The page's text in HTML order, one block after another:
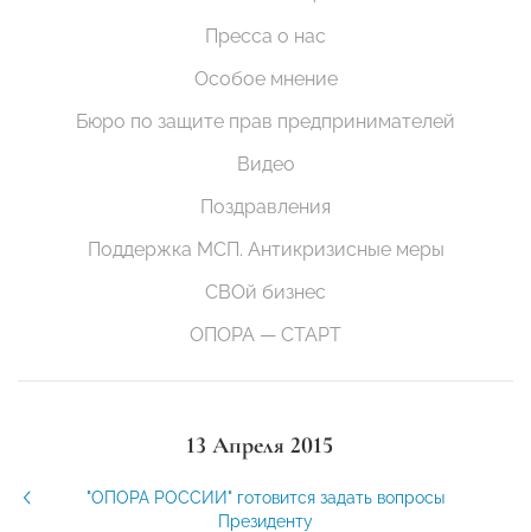
Пресса о нас
Особое мнение
Бюро по защите прав предпринимателей
Видео
Поздравления
Поддержка МСП. Антикризисные меры
СВОй бизнес
ОПОРА — СТАРТ
13 Апреля 2015
"ОПОРА РОССИИ" готовится задать вопросы
Президенту